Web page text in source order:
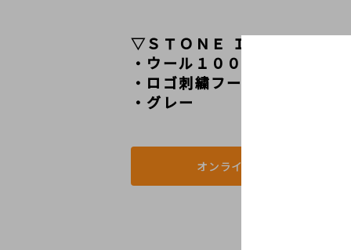
▽ＳＴＯＮＥ ＩＳＬＡＮＤ
・ウール１００％
・ロゴ刺繍フーディ
・グレー
オンラインストアで見る